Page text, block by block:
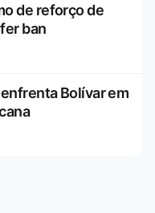
de reforço de
ban
enfrenta Bolívar em